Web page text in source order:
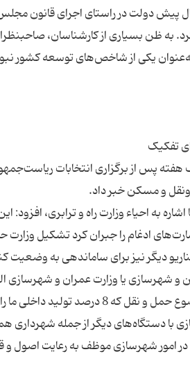
پیش دولت در راستای اجرای قانون مجلس
به ظن بسیاری از کارشناسان،
پس از برگزاری انتخابات
اشاره به احیاء وزارت راه و ترابری،
ادغام را جبران کرد تشکیل وزارت
دیگر نیز برای ساماندهی به وضعیت
شهرسازی یا وزارت عمران و شهرسازی
مسکن موضوع حمل و نقل که 8
با دستگاه‌های دیگر از جمله شهرداری